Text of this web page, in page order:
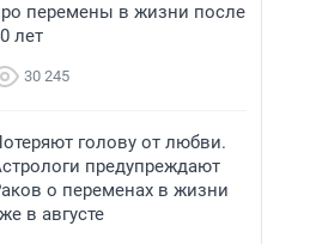
перемены в жизни после
лет
30 245
голову от любви.
предупреждают
о переменах в жизни
в августе